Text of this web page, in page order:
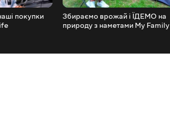
покупки
Збираємо врожай і ЇДЕМО на
природу з наметами My Family